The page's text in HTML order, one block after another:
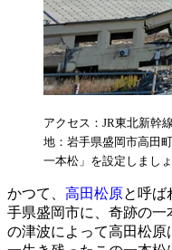
アクセス：JR東北新幹
地：岩手県盛岡市高田
一本松」を設定しましょ
かつて、 高田松原と呼ば
手県盛岡市に、奇跡の一
の津波によって高田松